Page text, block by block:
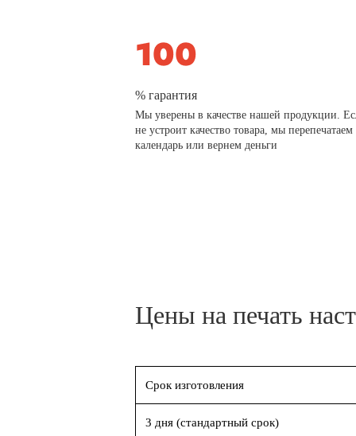
% гарантия
Мы уверены в качестве нашей продукции.
не устроит качество товара, мы перепечатаем
календарь или вернем деньги
Цены на печать
Срок изготовления
3 дня (стандартный срок)